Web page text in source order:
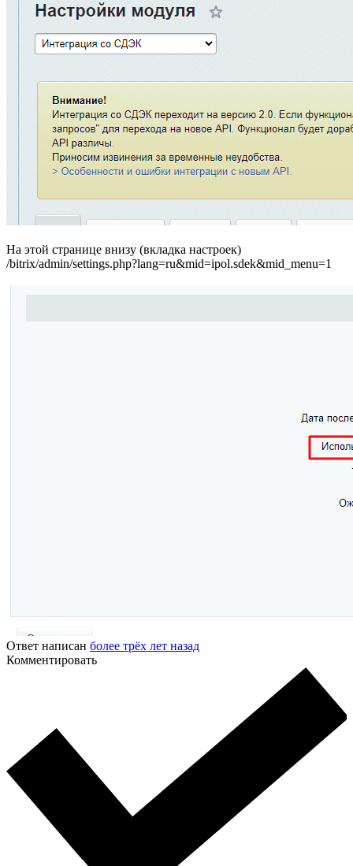
На этой странице внизу (вкладка настроек)
/bitrix/admin/settings.php?lang=ru&mid=ipol.sdek&mid_menu=1
Ответ написан более трёх лет назад
Комментировать